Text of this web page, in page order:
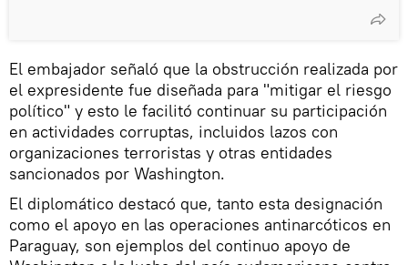
El embajador señaló que la obstrucción realizada por
el expresidente fue diseñada para "mitigar el riesgo
político" y esto le facilitó continuar su participación
en actividades corruptas, incluidos lazos con
organizaciones terroristas y otras entidades
sancionados por Washington.
El diplomático destacó que, tanto esta designación
como el apoyo en las operaciones antinarcóticos en
Paraguay, son ejemplos del continuo apoyo de